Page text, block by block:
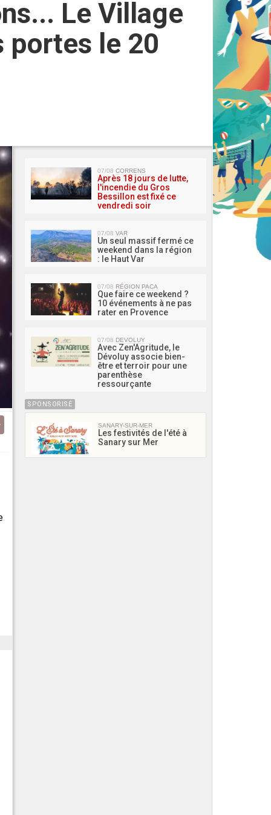
Le Village
portes le 20
MA
07/08 CORRENS
Après 18 jours de lutte,
l'incendie du Gros
Bessillon est fixé ce
vendredi soir
07/08 VAR
Un seul massif fermé ce
weekend dans la région
: le Haut Var
07/08 RÉGION PACA
Que faire ce weekend ?
10 événements à ne pas
rater en Provence
07/08 DEVOLUY
Avec Zen'Agritude, le
Dévoluy associe bien-
être et terroir pour une
parenthèse
ressourçante
SPONSORISÉ
SANARY-SUR-MER
Les festivités de l'été à
Sanary sur Mer